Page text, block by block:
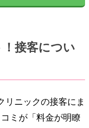
接客につい
リニックの接客にま
ミが「料金が明瞭